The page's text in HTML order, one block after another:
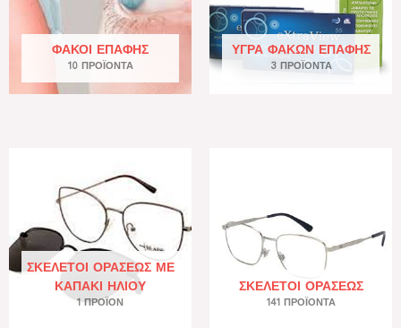
ΦΑΚΟΊ ΕΠΑΦΉΣ
10 ΠΡΟΪΌΝΤΑ
ΥΓΡΆ ΦΑΚΏΝ ΕΠΑΦΉΣ
3 ΠΡΟΪΌΝΤΑ
ΣΚΕΛΕΤΟΊ ΟΡΆΣΕΩΣ ΜΕ
ΚΑΠΆΚΙ ΗΛΊΟΥ
1 ΠΡΟΪΌΝ
ΣΚΕΛΕΤΟΊ ΟΡΆΣΕΩΣ
141 ΠΡΟΪΌΝΤΑ